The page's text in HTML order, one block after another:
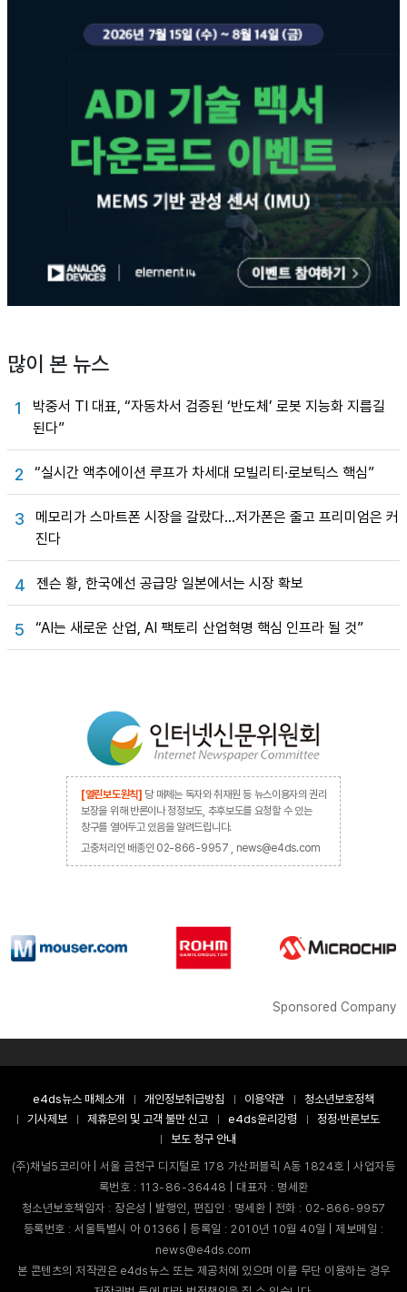
많이 본 뉴스
1
박중서 TI 대표, “자동차서 검증된 ‘반도체’ 로봇 지능화 지름길
된다”
2 “실시간 액추에이션 루프가 차세대 모빌리티·로보틱스 핵심”
3
메모리가 스마트폰 시장을 갈랐다…저가폰은 줄고 프리미엄은 커
진다
4 젠슨 황, 한국에선 공급망 일본에서는 시장 확보
5 “AI는 새로운 산업, AI 팩토리 산업혁명 핵심 인프라 될 것”
[열린보도원칙] 당 매체는 독자와 취재원 등 뉴스이용자의 권리
보장을 위해 반론이나 정정보도, 추후보도를 요청할 수 있는
창구를 열어두고 있음을 알려드립니다.
고충처리인 배종인 02-866-9957 , news@e4ds.com
Sponsored Company
e4ds뉴스 매체소개 개인정보취급방침 이용약관
청소년보호정책
기사제보
제휴문의 및 고객 불만 신고 e4ds윤리강령
정정·반론보도
보도 청구 안내
(주)채널5코리아 | 서울 금천구 디지털로 178 가산퍼블릭 A동 1824호 | 사업자등
록번호 : 113-86-36448 | 대표자 : 명세환
청소년보호책임자 : 장은성 | 발행인, 편집인 : 명세환 | 전화 : 02-866-9957
등록번호 : 서울특별시 아 01366 | 등록일 : 2010년 10월 40일 | 제보메일 :
news@e4ds.com
본 콘텐츠의 저작권은 e4ds뉴스 또는 제공처에 있으며 이를 무단 이용하는 경우